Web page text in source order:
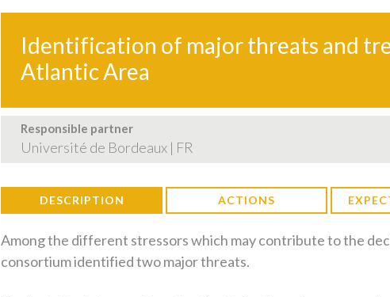
Identification of major threats and
Atlantic Area
Responsible partner
Université de Bordeaux | FR
DESCRIPTION ACTIONS
Among the different stressors which may contribute to the
consortium identified two major threats.